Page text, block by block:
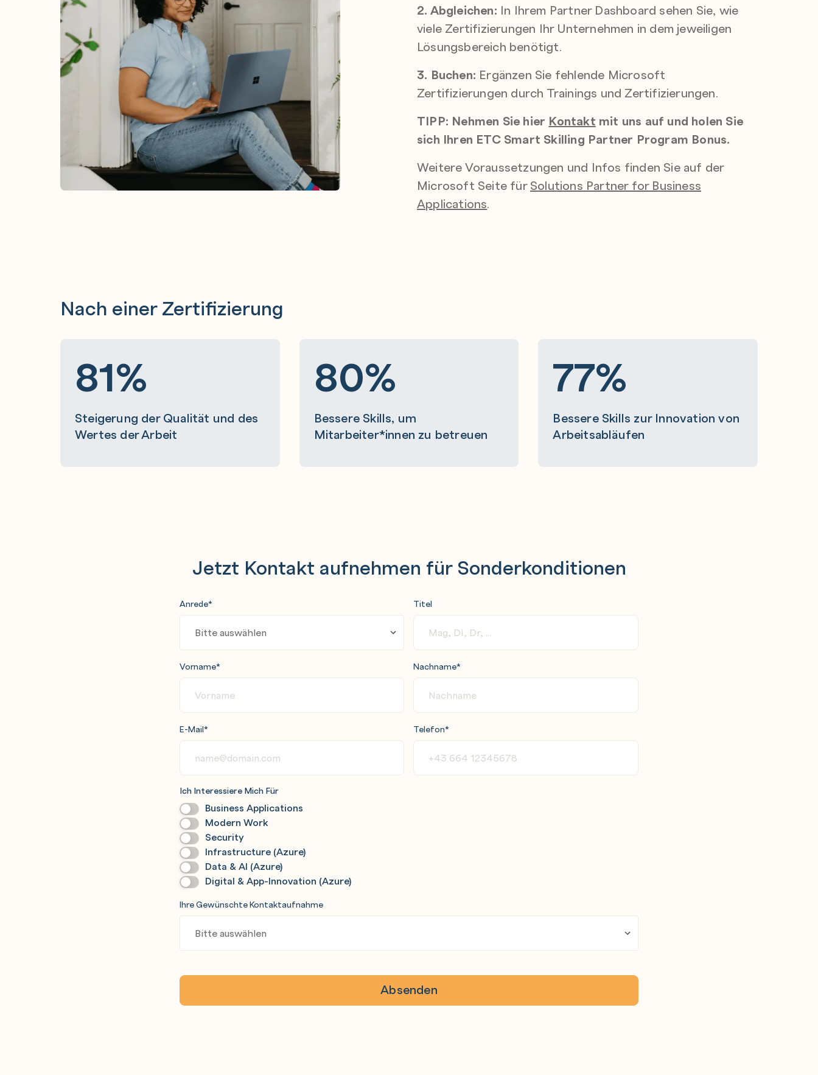
2. Abgleichen: In Ihrem Partner Dashboard sehen Sie, wie
viele Zertifizierungen Ihr Unternehmen in dem jeweiligen
Lösungsbereich benötigt.
3. Buchen: Ergänzen Sie fehlende Microsoft
Zertifizierungen durch Trainings und Zertifizierungen.
TIPP: Nehmen Sie hier Kontakt mit uns auf und holen Sie
sich Ihren ETC Smart Skilling Partner Program Bonus.
Weitere Voraussetzungen und Infos finden Sie auf der
Microsoft Seite fürSolutions Partner for Business
Applications.
Nach einer Zertifizierung
81%
Steigerung der Qualität und des
Wertes der Arbeit
80%
Bessere Skills, um
Mitarbeiter*innen zu betreuen
77%
Bessere Skills zur Innovation von
Arbeitsabläufen
Jetzt Kontakt aufnehmen für Sonderkonditionen
Anrede* Titel
Vorname* Nachname*
E-Mail* Telefon*
Ich Interessiere Mich Für
Business Applications
Modern Work
Security
Infrastructure (Azure)
Data & AI (Azure)
Digital & App-Innovation (Azure)
Ihre Gewünschte Kontaktaufnahme